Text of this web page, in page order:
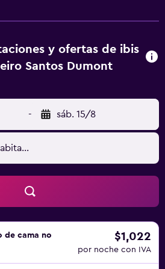
y ofertas de ibis
Santos Dumont
- sáb. 15/8
de cama no
$1,022
por noche con IVA